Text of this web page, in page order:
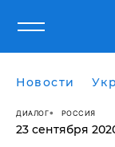
Новости
ДИАЛОГ РОССИЯ
23 сентября